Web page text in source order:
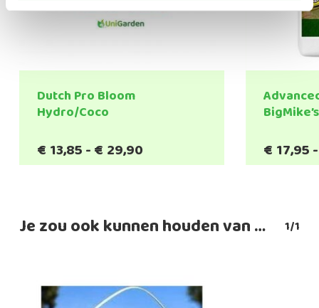
Dutch Pro Bloom
Hydro/Coco
€ 13,85-€ 29,90Prijsklasse:
€13,85
€ 17,95-
Je zou ook kunnen houden van … 1/1